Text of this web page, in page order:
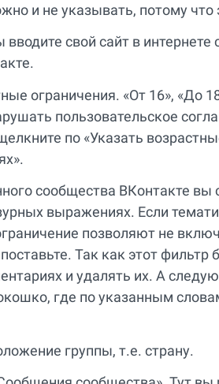
и не указывать, потому что
вводите свой сайт в
ограничения. «От 16», «До
пользовательское
по «Указать
сообщества ВКонтакте вы
выражениях. Если
позволяют не
Так как этот фильтр
и удалять их. А
где по указанным
группы, т.е. страну.